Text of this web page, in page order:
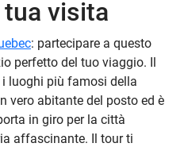
visita
: partecipare a questo
perfetto del tuo viaggio. Il
luoghi più famosi della
vero abitante del posto ed è
in giro per la città
affascinante. Il tour ti